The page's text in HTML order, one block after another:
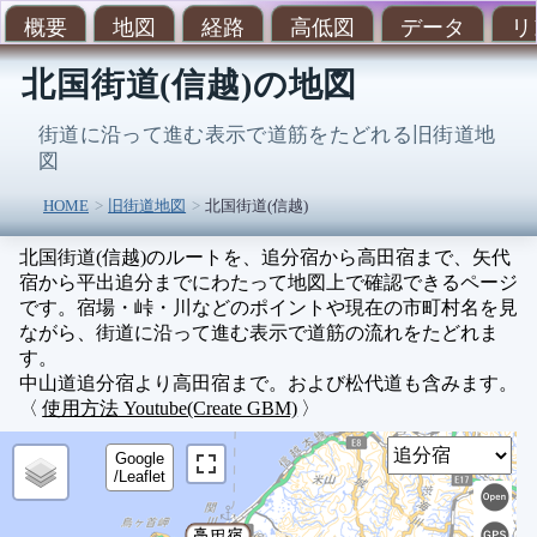
概要 地図 経路 高低図 データ
北国街道(信越)の地図
街道に沿って進む表示で道筋をたどれる旧街道地
図
HOME 旧街道地図 北国街道(信越)
北国街道(信越)のルートを、追分宿から高田宿まで、矢代
宿から平出追分までにわたって地図上で確認できるページ
です。宿場・峠・川などのポイントや現在の市町村名を見
ながら、街道に沿って進む表示で道筋の流れをたどれま
す。
中山道追分宿より高田宿まで。および松代道も含みます。
〈 使用方法 Youtube(Create GBM) 〉
Google
/Leaflet